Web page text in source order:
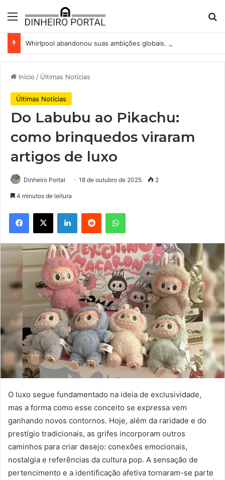
Menu
Início / Últimas Notícias
Últimas Notícias
Do Labubu ao Pikachu:
como brinquedos viraram
artigos de luxo
Dinheiro Portal 18 de outubro de 2025 2
4 minutos de leitura
Facebook
X LinkedinReddit WhatsApp
O luxo segue fundamentado na ideia de exclusividade,
mas a forma como esse conceito se expressa vem
ganhando novos contornos. Hoje, além da raridade e do
prestígio tradicionais, as grifes incorporam outros
caminhos para criar desejo: conexões emocionais,
nostalgia e referências da cultura pop. A sensação de
pertencimento e a identificação afetiva tornaram-se parte